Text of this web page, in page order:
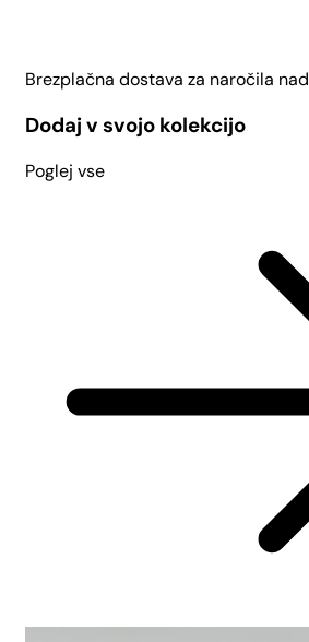
Brezplačna dostava za naročila nad
Dodaj v svojo kolekcijo
Poglej vse